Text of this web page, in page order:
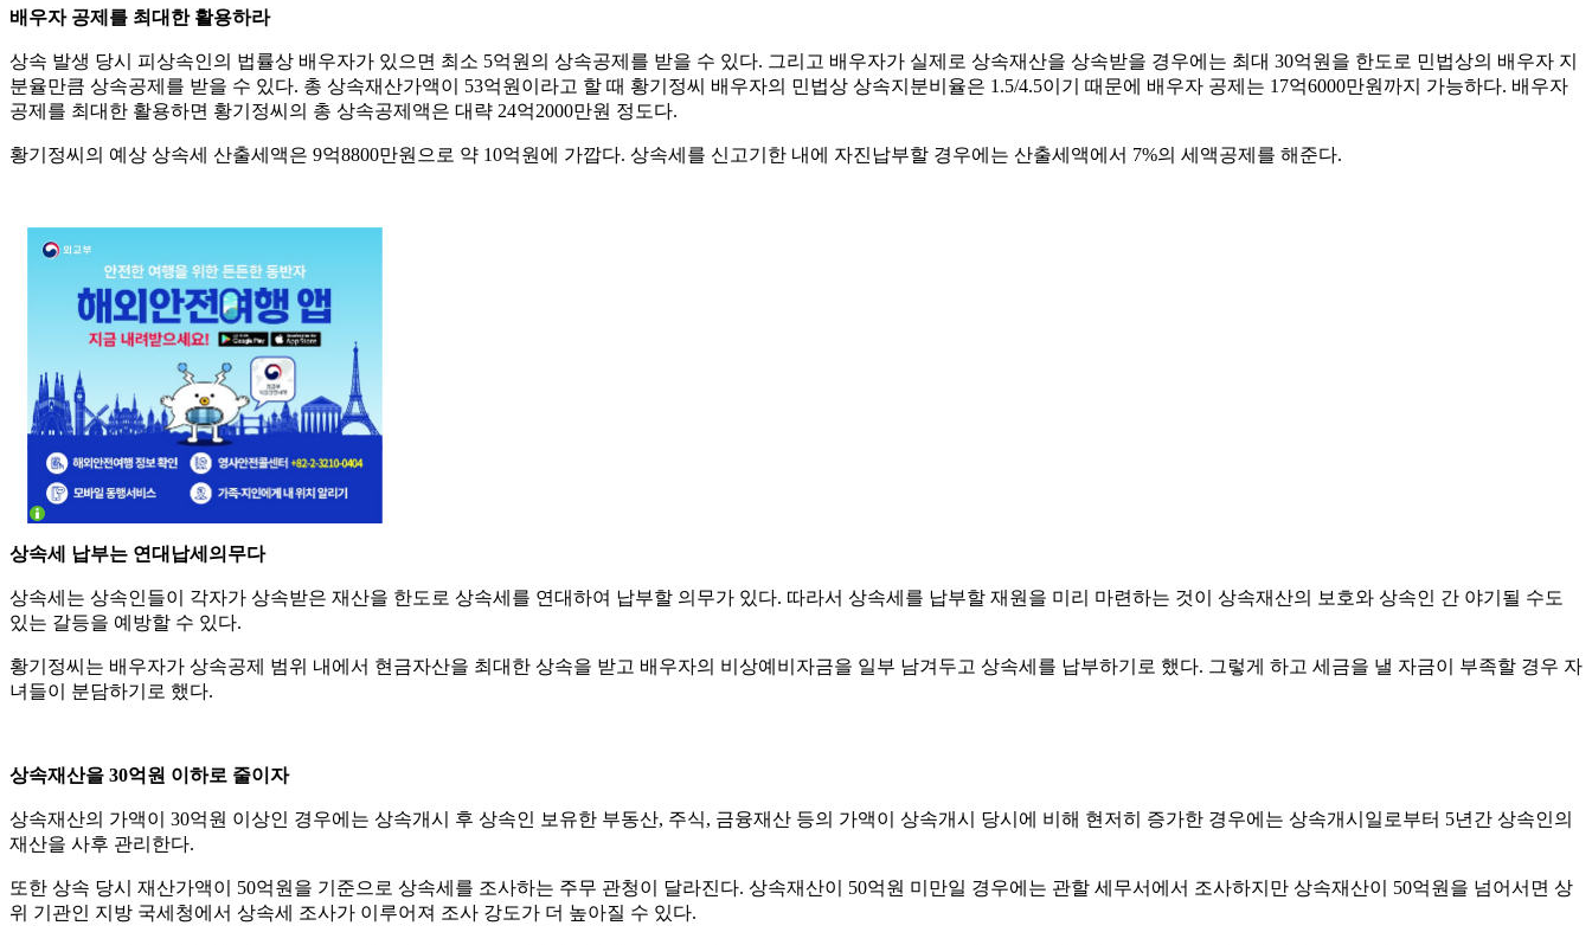
배우자 공제를 최대한 활용하라
상속 발생 당시 피상속인의 법률상 배우자가 있으면 최소 5억원의 상속공제를 받을 수 있다. 그리고 배우자가 실제로 상속재산을 상속받을 경우에는 최대 30억원을 한도로 민법상의 배우자 지
분율만큼 상속공제를 받을 수 있다. 총 상속재산가액이 53억원이라고 할 때 황기정씨 배우자의 민법상 상속지분비율은 1.5/4.5이기 때문에 배우자 공제는 17억6000만원까지 가능하다. 배우자
공제를 최대한 활용하면 황기정씨의 총 상속공제액은 대략 24억2000만원 정도다.
황기정씨의 예상 상속세 산출세액은 9억8800만원으로 약 10억원에 가깝다. 상속세를 신고기한 내에 자진납부할 경우에는 산출세액에서 7%의 세액공제를 해준다.
상속세 납부는 연대납세의무다
상속세는 상속인들이 각자가 상속받은 재산을 한도로 상속세를 연대하여 납부할 의무가 있다. 따라서 상속세를 납부할 재원을 미리 마련하는 것이 상속재산의 보호와 상속인 간 야기될 수도
있는 갈등을 예방할 수 있다.
황기정씨는 배우자가 상속공제 범위 내에서 현금자산을 최대한 상속을 받고 배우자의 비상예비자금을 일부 남겨두고 상속세를 납부하기로 했다. 그렇게 하고 세금을 낼 자금이 부족할 경우 자
녀들이 분담하기로 했다.
상속재산을 30억원 이하로 줄이자
상속재산의 가액이 30억원 이상인 경우에는 상속개시 후 상속인 보유한 부동산, 주식, 금융재산 등의 가액이 상속개시 당시에 비해 현저히 증가한 경우에는 상속개시일로부터 5년간 상속인의
재산을 사후 관리한다.
또한 상속 당시 재산가액이 50억원을 기준으로 상속세를 조사하는 주무 관청이 달라진다. 상속재산이 50억원 미만일 경우에는 관할 세무서에서 조사하지만 상속재산이 50억원을 넘어서면 상
위 기관인 지방 국세청에서 상속세 조사가 이루어져 조사 강도가 더 높아질 수 있다.